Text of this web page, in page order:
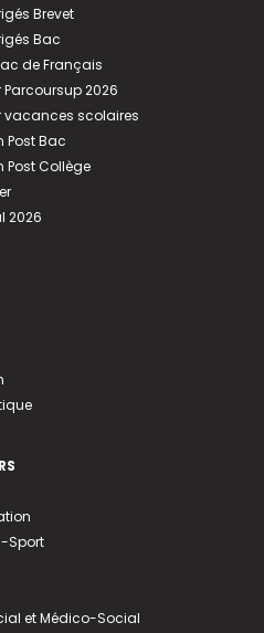
Brevet
Bac
de Français
2026
vacances scolaires
Post Bac
Post Collège
2026
Sport
et Médico-Social